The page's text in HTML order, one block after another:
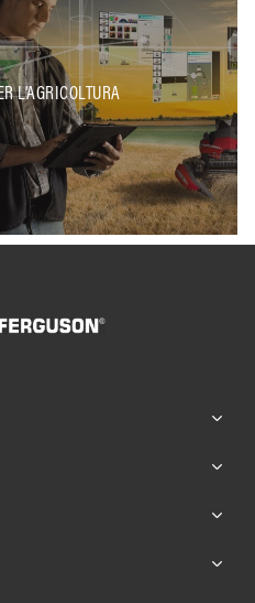
L’AGRICOLTURA